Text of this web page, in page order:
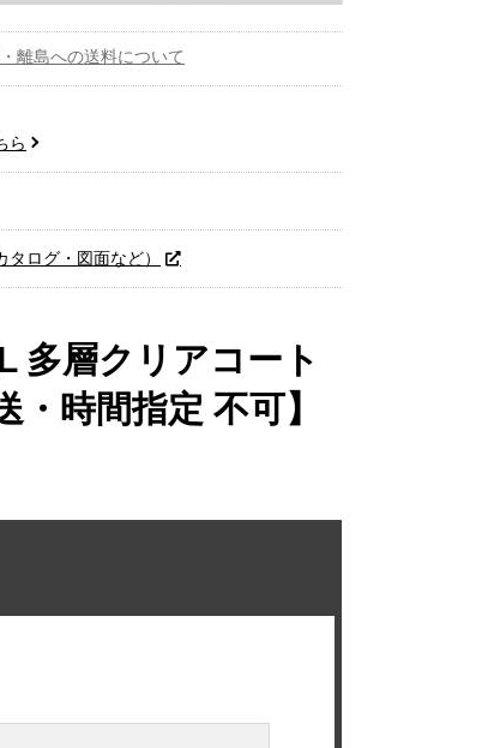
離島への送料について
ら
ログ・図面など）
多層クリアコート
時間指定 不可】